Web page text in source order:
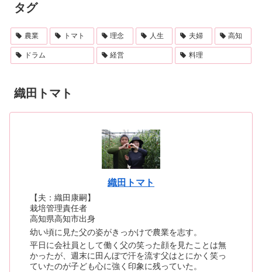
タグ
農業 トマト 理念 人生 夫婦 高知
ドラム 経営 料理
織田トマト
織田トマト
【夫：織田康嗣】
栽培管理責任者
高知県高知市出身
幼い頃に見た父の姿がきっかけで農業を志す。
平日に会社員として働く父の笑った顔を見たことは無
かったが、週末に田んぼで汗を流す父はとにかく笑っ
ていたのが子ども心に強く印象に残っていた。